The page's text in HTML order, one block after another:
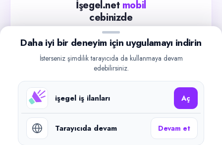
İşegel.net mobil
cebinizde
Güncel iş ilanlarını takip edin, işverenlerle hızlıca
iletişime geçin.
Google Play
©2026işegel.net. Tüm hakları saklıdır.
Daha iyi bir deneyim için uygulamayı indirin
İsterseniz şimdilik tarayıcıda da kullanmaya devam
edebilirsiniz.
işegel iş ilanları Aç
Tarayıcıda devam Devam et